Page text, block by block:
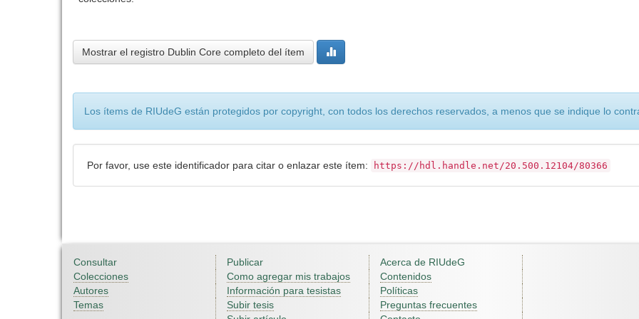
Mostrar el registro Dublin Core completo del ítem
Los ítems de RIUdeG están protegidos por copyright, con todos los derechos reservados, a menos que se indique lo
Por favor, use este identificador para citar o enlazar este ítem: https://hdl.handle.net/20.500.12104/80366
Consultar
Colecciones
Autores
Temas
Publicar
Como agregar mis trabajos
Información para tesistas
Subir tesis
Acerca de RIUdeG
Contenidos
Políticas
Preguntas frecuentes